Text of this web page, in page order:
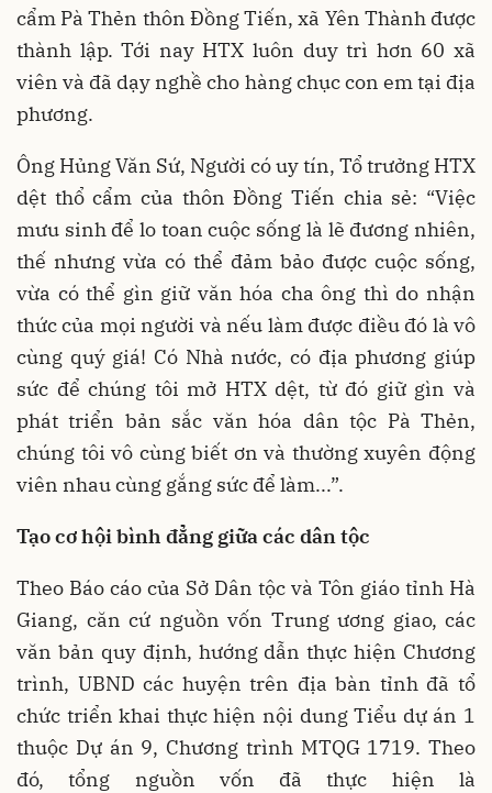
cẩm Pà Thẻn thôn Đồng Tiến, xã Yên Thành được
thành lập. Tới nay HTX luôn duy trì hơn 60 xã
viên và đã dạy nghề cho hàng chục con em tại địa
phương.
Ông Hủng Văn Sứ, Người có uy tín, Tổ trưởng HTX
dệt thổ cẩm của thôn Đồng Tiến chia sẻ: “Việc
mưu sinh để lo toan cuộc sống là lẽ đương nhiên,
thế nhưng vừa có thể đảm bảo được cuộc sống,
vừa có thể gìn giữ văn hóa cha ông thì do nhận
thức của mọi người và nếu làm được điều đó là vô
cùng quý giá! Có Nhà nước, có địa phương giúp
sức để chúng tôi mở HTX dệt, từ đó giữ gìn và
phát triển bản sắc văn hóa dân tộc Pà Thẻn,
chúng tôi vô cùng biết ơn và thường xuyên động
viên nhau cùng gắng sức để làm...”.
Tạo cơ hội bình đẳng giữa các dân tộc
Theo Báo cáo của Sở Dân tộc và Tôn giáo tỉnh Hà
Giang, căn cứ nguồn vốn Trung ương giao, các
văn bản quy định, hướng dẫn thực hiện Chương
trình, UBND các huyện trên địa bàn tỉnh đã tổ
chức triển khai thực hiện nội dung Tiểu dự án 1
thuộc Dự án 9, Chương trình MTQG 1719. Theo
đó, tổng nguồn vốn đã thực hiện là